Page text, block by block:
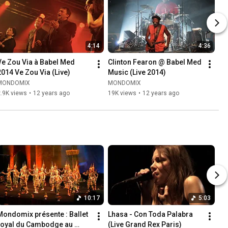
4:14
Zou Via à Babel Med
Ve Zou Via (Live)
views • 12 years ago
4:36
Clinton Fearon @ Babel Med
Music (Live 2014)
MONDOMIX
19K views • 12 years ago
10:17
présente : Ballet
du Cambodge au
5:03
Lhasa - Con Toda Palabra
(Live Grand Rex Paris)